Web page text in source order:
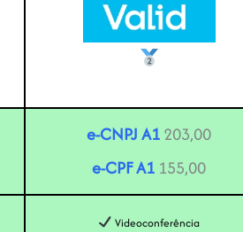
e-CNPJ A1203,00
e-CPF A1 155,00
Videoconferência